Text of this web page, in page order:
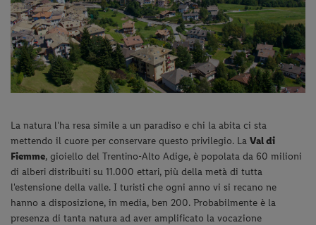
La natura l'ha resa simile a un paradiso e chi la abita ci sta
mettendo il cuore per conservare questo privilegio. LaVal di
Fiemme, gioiello del Trentino-Alto Adige, è popolata da 60 milioni
di alberi distribuiti su 11.000 ettari, più della metà di tutta
l'estensione della valle. I turisti che ogni anno vi si recano ne
hanno a disposizione, in media, ben 200. Probabilmente è la
presenza di tanta natura ad aver amplificato la vocazione